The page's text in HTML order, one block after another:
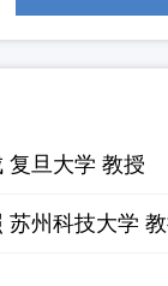
复旦大学 教授
苏州科技大学